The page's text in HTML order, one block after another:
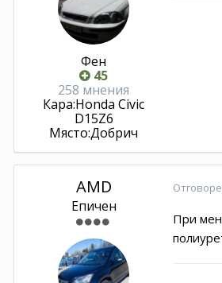
Фен
45
258 мнения
Кара:Honda Civic
D15Z6
Място:Добрич
AMD
Епичен
При мен